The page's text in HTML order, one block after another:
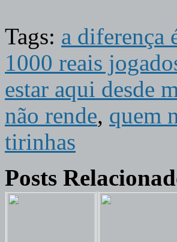
Tags: a diferença
1000 reais
estar aqui desde
não rende, quem
tirinhas
Posts